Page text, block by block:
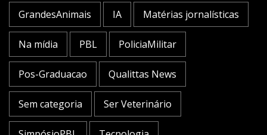
GrandesAnimais IA Matérias jornalísticas
Na mídia PBL PoliciaMilitar
Pos-Graduacao Qualittas News
Sem categoria Ser Veterinário